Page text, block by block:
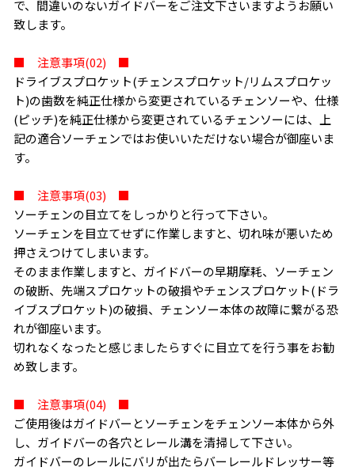
お買い物を続ける カートへ進む
で、間違いのないガイドバーをご注文下さいますようお願い
致します。
■ 注意事項(02) ■
ドライブスプロケット(チェンスプロケット/リムスプロケッ
ト)の歯数を純正仕様から変更されているチェンソーや、仕様
(ピッチ)を純正仕様から変更されているチェンソーには、上
記の適合ソーチェンではお使いいただけない場合が御座いま
す。
■ 注意事項(03) ■
ソーチェンの目立てをしっかりと行って下さい。
ソーチェンを目立てせずに作業しますと、切れ味が悪いため
押さえつけてしまいます。
そのまま作業しますと、ガイドバーの早期摩耗、ソーチェン
の破断、先端スプロケットの破損やチェンスプロケット(ドラ
イブスプロケット)の破損、チェンソー本体の故障に繋がる恐
れが御座います。
切れなくなったと感じましたらすぐに目立てを行う事をお勧
め致します。
■ 注意事項(04) ■
ご使用後はガイドバーとソーチェンをチェンソー本体から外
し、ガイドバーの各穴とレール溝を清掃して下さい。
ガイドバーのレールにバリが出たらバーレールドレッサー等